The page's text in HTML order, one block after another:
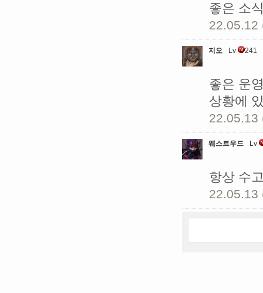
좋은 소
22.05.12
지오 Lv 241
좋은 운
상황에
22.05.13
웨스트우드 Lv
항상 수
22.05.13